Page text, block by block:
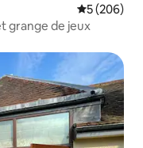
Note
5 (206)
grange de jeux
aimés